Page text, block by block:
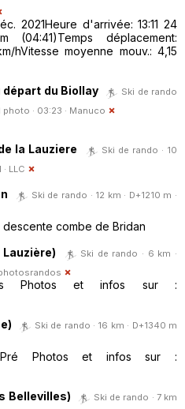
2021Heure d'arrivée: 13:11 24
(04:41)Temps déplacement:
hVitesse moyenne mouv.: 4,15
du Biollay
Ski de rando
photo · 03:23 · Manuco
la Lauziere
Ski de rando · 10
LLC
Ski de rando · 12 km · D+1210 m ·
combe de Bridan
Ski de rando · 6 km ·
Photos et infos sur :
Ski de rando · 16 km · D+1340 m
Pré Photos et infos sur :
Bellevilles)
Ski de rando · 7 km